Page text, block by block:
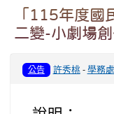
「115年度國
二變-小劇場創
公告 許秀桃-學務處